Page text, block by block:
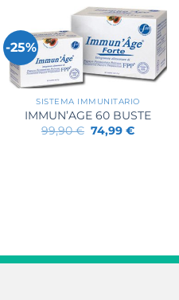
-25%
SISTEMA IMMUNITARIO
IMMUN’AGE 60 BUSTE
99,90€ Il
prezzo
74,99€Il